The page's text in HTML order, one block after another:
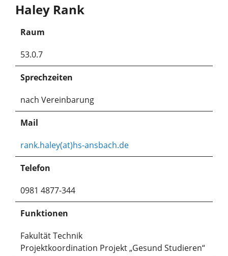
Haley Rank
Raum
53.0.7
Sprechzeiten
nach Vereinbarung
Mail
rank.haley(at)hs-ansbach.de
Telefon
0981 4877-344
Funktionen
Fakultät Technik
Projektkoordination Projekt „Gesund Studieren“